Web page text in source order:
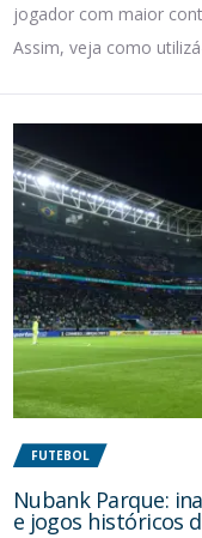
jogador com maior
Assim, veja como
FUTEBOL
Nubank Parque:
e jogos históricos